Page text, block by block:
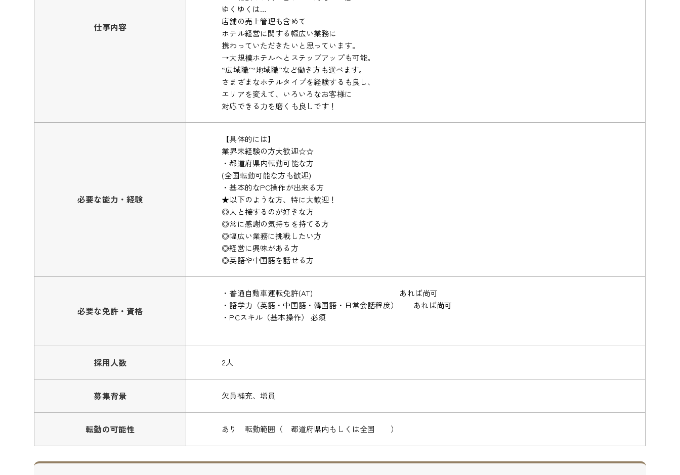
仕事内容
ゆくゆくは…
店舗の売上管理も含めて
ホテル経営に関する幅広い業務に
携わっていただきたいと思っています。
→大規模ホテルへとステップアップも可能。
“広域職”“地域職”など働き方も選べます。
さまざまなホテルタイプを経験するも良し、
エリアを変えて、いろいろなお客様に
対応できる力を磨くも良しです！
必要な能力・経験
【具体的には】
業界未経験の方大歓迎☆☆
・都道府県内転勤可能な方
(全国転勤可能な方も歓迎)
・基本的なPC操作が出来る方
★以下のような方、特に大歓迎！
◎人と接するのが好きな方
◎常に感謝の気持ちを持てる方
◎幅広い業務に挑戦したい方
◎経営に興味がある方
◎英語や中国語を話せる方
必要な免許・資格
・普通自動車運転免許(AT) あれば尚可
・語学力（英語・中国語・韓国語・日常会話程度） あれば尚可
・PCスキル（基本操作） 必須
採用人数 2人
募集背景 欠員補充、増員
転勤の可能性 あり 転勤範囲（ 都道府県内もしくは全国 ）